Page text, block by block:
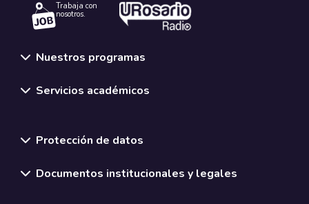
Trabaja con
nosotros.
Nuestros programas
Servicios académicos
Protección de datos
Documentos institucionales y legales